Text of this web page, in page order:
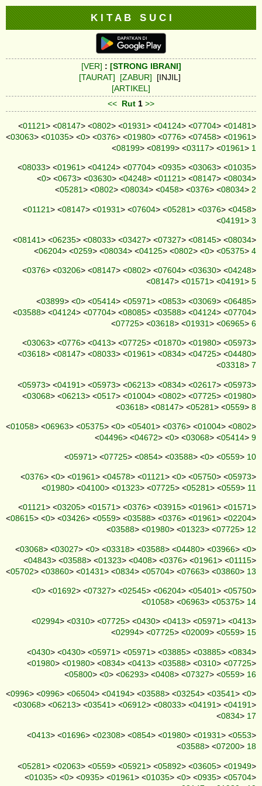
K I T A B S U C I
[VER] : [STRONG IBRANI]
[TAURAT]
[ZABUR] [INJIL]
[ARTIKEL]
<< Rut 1 >>
<01121> <08147> <0802> <01931> <04124> <07704> <01481>
<03063> <01035> <0> <0376> <01980> <0776> <07458> <01961>
<08199> <08199> <03117> <01961> 1
<08033> <01961> <04124> <07704> <0935> <03063> <01035>
<0> <0673> <03630> <04248> <01121> <08147> <08034>
<05281> <0802> <08034> <0458> <0376> <08034> 2
<01121> <08147> <01931> <07604> <05281> <0376> <0458>
<04191> 3
<08141> <06235> <08033> <03427> <07327> <08145> <08034>
<06204> <0259> <08034> <04125> <0802> <0> <05375> 4
<0376> <03206> <08147> <0802> <07604> <03630> <04248>
<08147> <01571> <04191> 5
<03899> <0> <05414> <05971> <0853> <03069> <06485>
<03588> <04124> <07704> <08085> <03588> <04124> <07704>
<07725> <03618> <01931> <06965> 6
<03063> <0776> <0413> <07725> <01870> <01980> <05973>
<03618> <08147> <08033> <01961> <0834> <04725> <04480>
<03318> 7
<05973> <04191> <05973> <06213> <0834> <02617> <05973>
<03068> <06213> <0517> <01004> <0802> <07725> <01980>
<03618> <08147> <05281> <0559> 8
<01058> <06963> <05375> <0> <05401> <0376> <01004> <0802>
<04496> <04672> <0> <03068> <05414> 9
<05971> <07725> <0854> <03588> <0> <0559> 10
<0376> <0> <01961> <04578> <01121> <0> <05750> <05973>
<01980> <04100> <01323> <07725> <05281> <0559> 11
<01121> <03205> <01571> <0376> <03915> <01961> <01571>
<08615> <0> <03426> <0559> <03588> <0376> <01961> <02204>
<03588> <01980> <01323> <07725> 12
<03068> <03027> <0> <03318> <03588> <04480> <03966> <0>
<04843> <03588> <01323> <0408> <0376> <01961> <01115>
<05702> <03860> <01431> <0834> <05704> <07663> <03860> 13
<0> <01692> <07327> <02545> <06204> <05401> <05750>
<01058> <06963> <05375> 14
<02994> <0310> <07725> <0430> <0413> <05971> <0413>
<02994> <07725> <02009> <0559> 15
<0430> <0430> <05971> <05971> <03885> <03885> <0834>
<01980> <01980> <0834> <0413> <03588> <0310> <07725>
<05800> <0> <06293> <0408> <07327> <0559> 16
<0996> <0996> <06504> <04194> <03588> <03254> <03541> <0>
<03068> <06213> <03541> <06912> <08033> <04191> <04191>
<0834> 17
<0413> <01696> <02308> <0854> <01980> <01931> <0553>
<03588> <07200> 18
<05281> <02063> <0559> <05921> <05892> <03605> <01949>
<01035> <0> <0935> <01961> <01035> <0> <0935> <05704>